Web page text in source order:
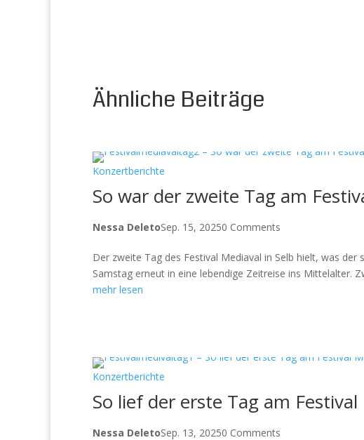
Ähnliche Beiträge
Konzertberichte
So war der zweite Tag am
Nessa DeletoSep. 15, 20250 Comments
Der zweite Tag des Festival Mediaval in Selb hielt, was
Samstag erneut in eine lebendige Zeitreise ins Mittelalter.
mehr lesen
Konzertberichte
So lief der erste Tag am Festival
Nessa DeletoSep. 13, 20250 Comments